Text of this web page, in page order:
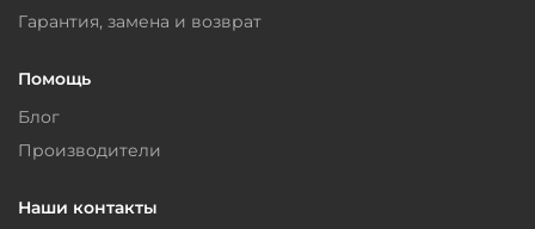
Гарантия, замена и возврат
Помощь
Блог
Производители
Наши контакты